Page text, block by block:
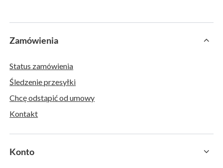
Zamówienia
Status zamówienia
Śledzenie przesyłki
Chcę odstąpić od umowy
Kontakt
Konto